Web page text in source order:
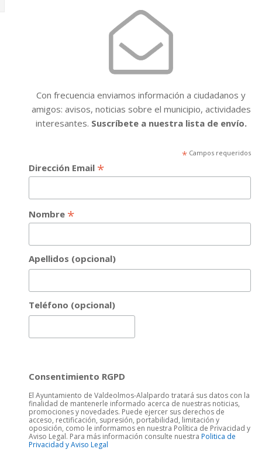
Con frecuencia enviamos información a ciudadanos y
amigos: avisos, noticias sobre el municipio, actividades
interesantes. Suscríbete a nuestra lista de envío.
* Campos requeridos
Dirección Email *
Nombre *
Apellidos (opcional)
Teléfono (opcional)
Consentimiento RGPD
El Ayuntamiento de Valdeolmos-Alalpardo tratará sus datos con la
finalidad de mantenerle informado acerca de nuestras noticias,
promociones y novedades. Puede ejercer sus derechos de
acceso, rectificación, supresión, portabilidad, limitación y
oposición, como le informamos en nuestra Política de Privacidad y
Aviso Legal. Para más información consulte nuestraPolitica de
Privacidad y Aviso Legal